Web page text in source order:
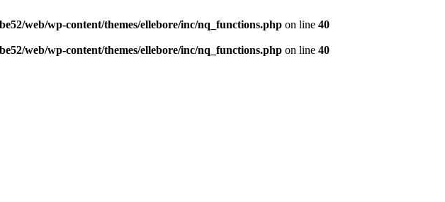
web/wp-content/themes/ellebore/inc/nq_functions.php on line 40
web/wp-content/themes/ellebore/inc/nq_functions.php on line 40